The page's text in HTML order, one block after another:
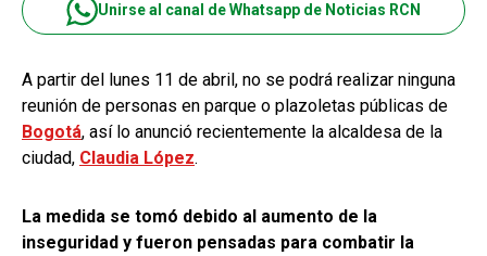
Unirse al canal de Whatsapp de Noticias RCN
A partir del lunes 11 de abril, no se podrá realizar ninguna
reunión de personas en parque o plazoletas públicas de
Bogotá, así lo anunció recientemente la alcaldesa de la
ciudad, Claudia López.
La medida se tomó debido al aumento de la
inseguridad y fueron pensadas para combatir la